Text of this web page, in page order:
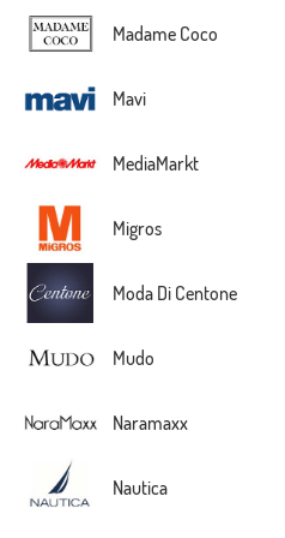
Madame Coco
Mavi
MediaMarkt
Migros
Moda Di Centone
Mudo
Naramaxx
Nautica